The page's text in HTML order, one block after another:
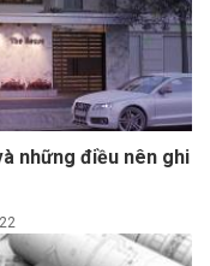
những điều nên ghi